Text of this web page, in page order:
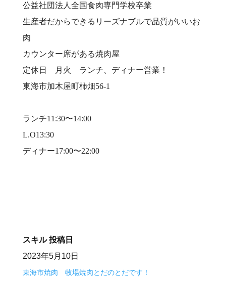
公益社団法人全国食肉専門学校卒業⠀
生産者だからできるリーズナブルで品質がいいお
肉⠀
カウンター席がある焼肉屋⠀
定休日 月火 ランチ、ディナー営業！⠀
東海市加木屋町柿畑56-1⠀
ランチ11:30〜14:00⠀
L.O13:30⠀
ディナー17:00〜22:00⠀
スキル 投稿日
2023年5月10日
東海市焼肉 牧場焼肉とだのとだです！